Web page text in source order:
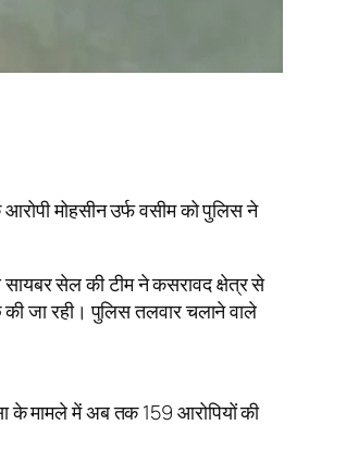
मोहसीन उर्फ वसीम को पुलिस ने
सेल की टीम ने कसरावद क्षेत्र से
जा रही। पुलिस तलवार चलाने वाले
के मामले में अब तक 159 आरोपियों की